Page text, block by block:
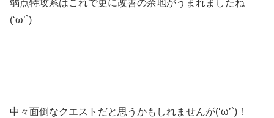
弱点特攻系はこれで更に改善の余地がうまれましたね
(‘ω’`)
中々面倒なクエストだと思うかもしれませんが(‘ω’`)！